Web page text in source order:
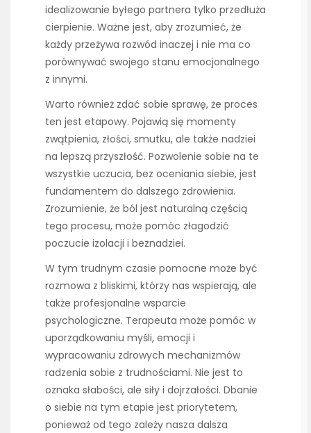
idealizowanie byłego partnera tylko przedłuża
cierpienie. Ważne jest, aby zrozumieć, że
każdy przeżywa rozwód inaczej i nie ma co
porównywać swojego stanu emocjonalnego
z innymi.
Warto również zdać sobie sprawę, że proces
ten jest etapowy. Pojawią się momenty
zwątpienia, złości, smutku, ale także nadziei
na lepszą przyszłość. Pozwolenie sobie na te
wszystkie uczucia, bez oceniania siebie, jest
fundamentem do dalszego zdrowienia.
Zrozumienie, że ból jest naturalną częścią
tego procesu, może pomóc złagodzić
poczucie izolacji i beznadziei.
W tym trudnym czasie pomocne może być
rozmowa z bliskimi, którzy nas wspierają, ale
także profesjonalne wsparcie
psychologiczne. Terapeuta może pomóc w
uporządkowaniu myśli, emocji i
wypracowaniu zdrowych mechanizmów
radzenia sobie z trudnościami. Nie jest to
oznaka słabości, ale siły i dojrzałości. Dbanie
o siebie na tym etapie jest priorytetem,
ponieważ od tego zależy nasza dalsza